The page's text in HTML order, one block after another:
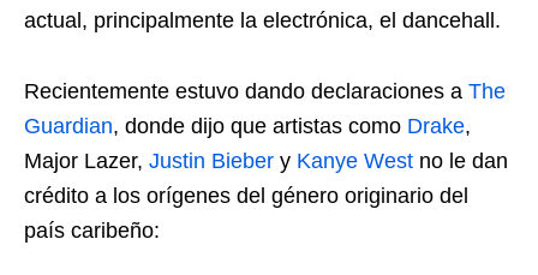
actual, principalmente la electrónica, el dancehall.
Recientemente estuvo dando declaraciones a The
Guardian, donde dijo que artistas como Drake,
Major Lazer, Justin Bieber y Kanye West no le dan
crédito a los orígenes del género originario del
país caribeño: